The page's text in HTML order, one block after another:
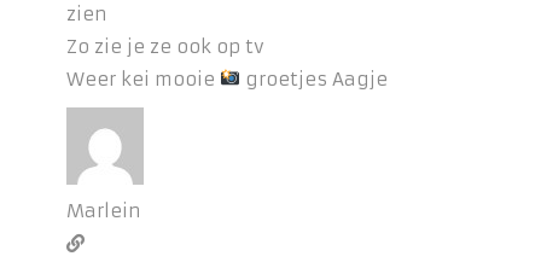
zien
Zo zie je ze ook op tv
Weer kei mooie
groetjes Aagje
Marlein